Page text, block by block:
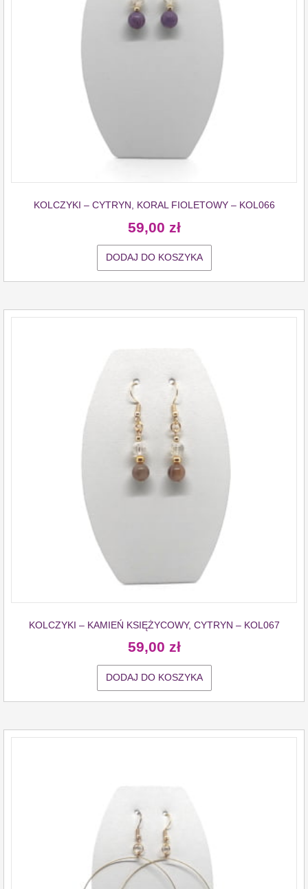
KOLCZYKI – CYTRYN, KORAL FIOLETOWY – KOL066
59,00 zł
DODAJ DO KOSZYKA
KOLCZYKI – KAMIEŃ KSIĘŻYCOWY, CYTRYN – KOL067
59,00 zł
DODAJ DO KOSZYKA